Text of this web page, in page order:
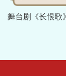
舞台剧《长恨歌